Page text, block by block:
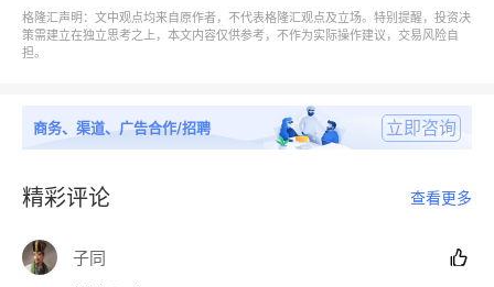
传导至股市，导致海运板块股价承压。期货市场反应的
是投资者对未来的预期，当预期转弱时，相关股票会立
航空股走低，中国东方航空股份、中国国航跌超5%，
股份、中银航空租赁跟跌。
格隆汇声明：文中观点均来自原作者，不代表格隆汇观点及立场。特别提醒，投资决
策需建立在独立思考之上，本文内容仅供参考，不作为实际操作建议，交易风险自
担。
商务、渠道、广告合作/招聘 立即咨询
精彩评论 查看更多
子同 